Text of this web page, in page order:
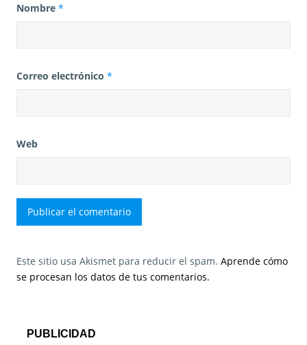
Nombre *
Correo electrónico *
Web
Este sitio usa Akismet para reducir el spam. Aprende cómo
se procesan los datos de tus comentarios.
PUBLICIDAD